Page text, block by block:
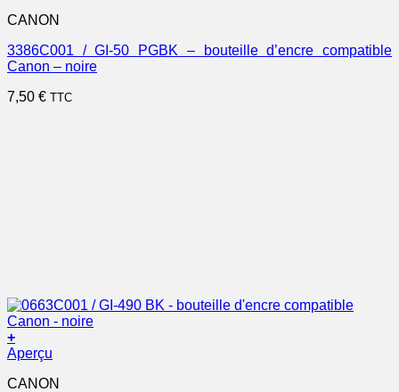
CANON
3386C001 / GI-50 PGBK – bouteille d’encre compatible
Canon – noire
7,50 € TTC
+
Aperçu
CANON